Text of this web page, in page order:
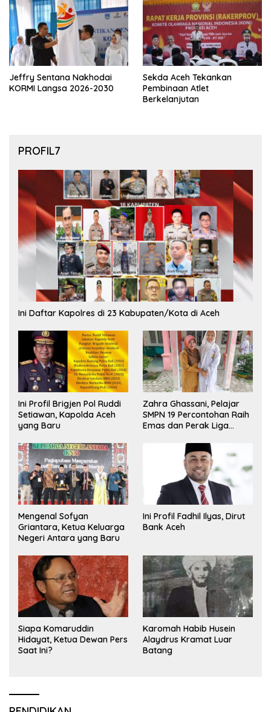
Jeffry Sentana Nakhodai
KORMI Langsa 2026-2030
Sekda Aceh Tekankan
Pembinaan Atlet
Berkelanjutan
PROFIL7
Ini Daftar Kapolres di 23 Kabupaten/Kota di Aceh
Ini Profil Brigjen Pol Ruddi
Setiawan, Kapolda Aceh
yang Baru
Zahra Ghassani, Pelajar
SMPN 19 Percontohan Raih
Emas dan Perak Liga
Mengenal Sofyan
Griantara, Ketua Keluarga
Negeri Antara yang Baru
Ini Profil Fadhil Ilyas, Dirut
Bank Aceh
Siapa Komaruddin
Hidayat, Ketua Dewan Pers
Saat Ini?
Karomah Habib Husein
Alaydrus Kramat Luar
Batang